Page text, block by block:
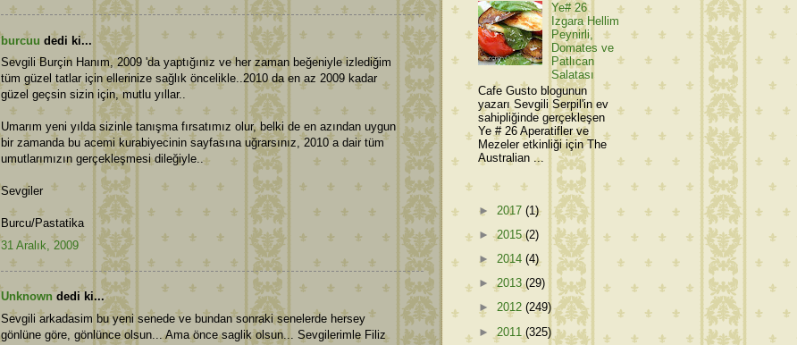
burcuu dedi ki...
Sevgili Burçin Hanım, 2009 'da yaptığınız ve her zaman beğeniyle izlediğim
tüm güzel tatlar için ellerinize sağlık öncelikle..2010 da en az 2009 kadar
güzel geçsin sizin için, mutlu yıllar..
Umarım yeni yılda sizinle tanışma fırsatımız olur, belki de en azından uygun
bir zamanda bu acemi kurabiyecinin sayfasına uğrarsınız, 2010 a dair tüm
umutlarımızın gerçekleşmesi dileğiyle..
Sevgiler
Burcu/Pastatika
31 Aralık, 2009
Unknown dedi ki...
Sevgili arkadasim bu yeni senede ve bundan sonraki senelerde hersey
gönlüne göre, gönlünce olsun... Ama önce saglik olsun... Sevgilerimle Filiz
Ye# 26
Izgara Hellim
Peynirli,
Domates ve
Patlıcan
Salatası
Cafe Gusto blogunun
yazarı Sevgili Serpil'in ev
sahipliğinde gerçekleşen
Ye # 26 Aperatifler ve
Mezeler etkinliği için The
Australian ...
► 2017 (1)
►2015(2)
► 2014 (4)
►2013(29)
► 2012 (249)
►2011(325)